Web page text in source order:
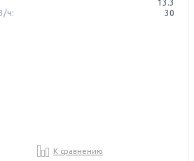
13.3
ч:
30
К сравнению